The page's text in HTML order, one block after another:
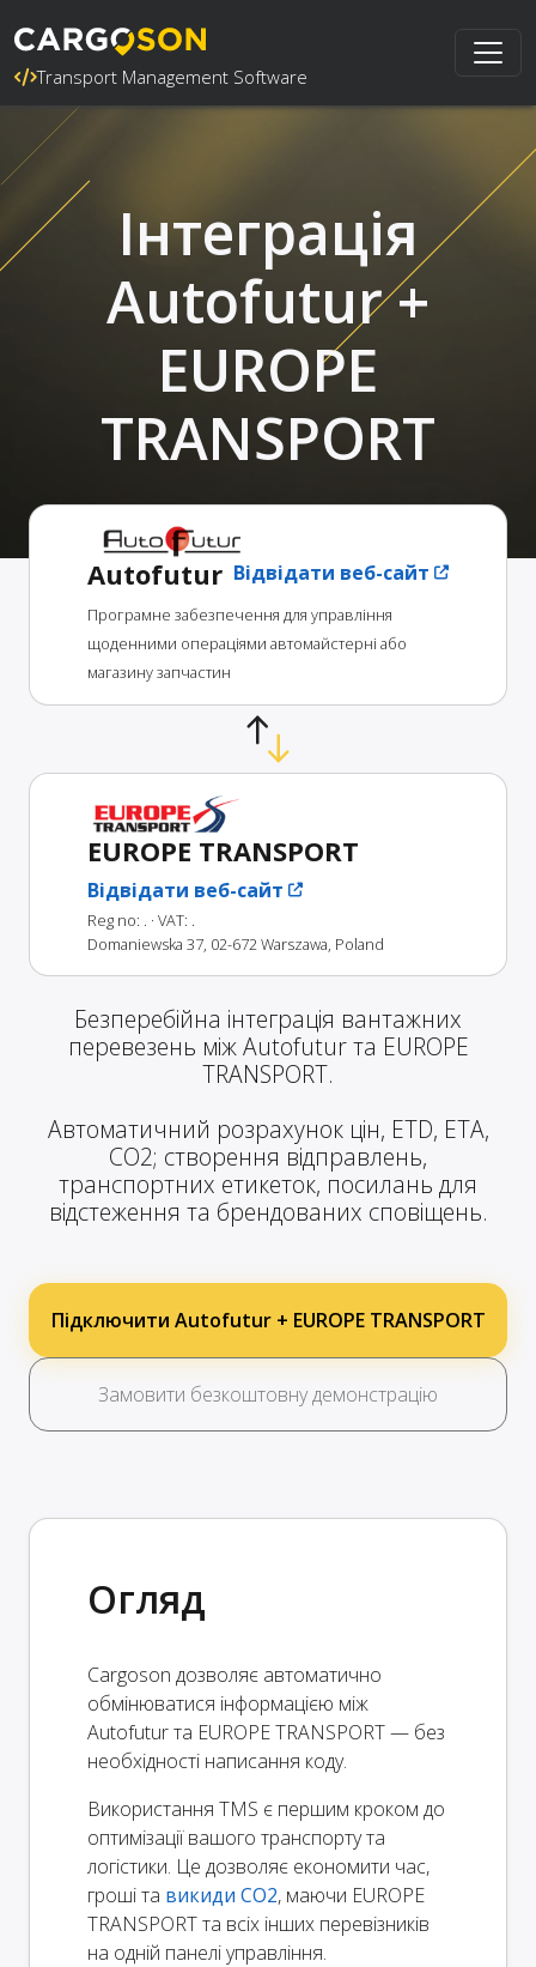
Transport Management Software
Інтеграція
Autofutur +
EUROPE
TRANSPORT
Autofutur Відвідати веб-сайт
Програмне забезпечення для управління
щоденними операціями автомайстерні або
магазину запчастин
EUROPE TRANSPORT
Відвідати веб-сайт
Reg no: . · VAT: .
Domaniewska 37, 02-672 Warszawa, Poland
Безперебійна інтеграція вантажних
перевезень між Autofutur та EUROPE
TRANSPORT.
Автоматичний розрахунок цін, ETD, ETA,
CO2; створення відправлень,
транспортних етикеток, посилань для
відстеження та брендованих сповіщень.
Підключити Autofutur + EUROPE TRANSPORT
Замовити безкоштовну демонстрацію
Огляд
Cargoson дозволяє автоматично
обмінюватися інформацією між
Autofutur та EUROPE TRANSPORT — без
необхідності написання коду.
Використання TMS є першим кроком до
оптимізації вашого транспорту та
логістики. Це дозволяє економити час,
гроші та викиди CO2, маючи EUROPE
TRANSPORT та всіх інших перевізників
на одній панелі управління.